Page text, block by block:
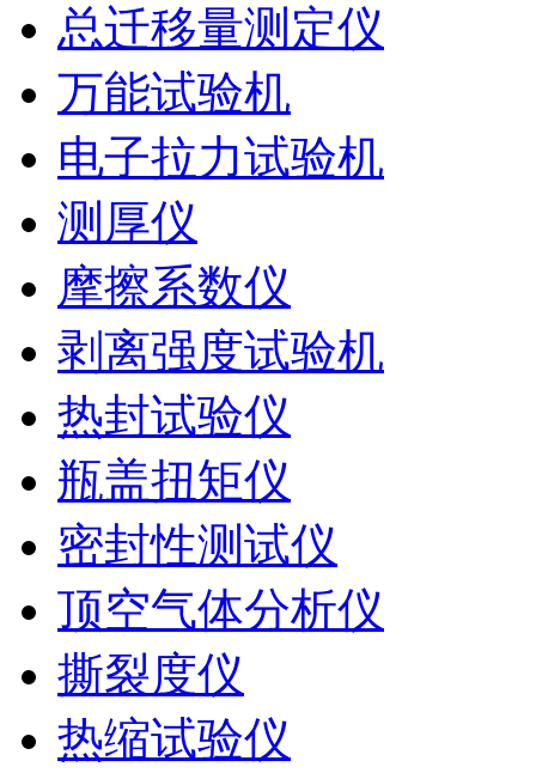
总迁移量测定仪
万能试验机
电子拉力试验机
测厚仪
摩擦系数仪
剥离强度试验机
热封试验仪
瓶盖扭矩仪
密封性测试仪
顶空气体分析仪
撕裂度仪
热缩试验仪